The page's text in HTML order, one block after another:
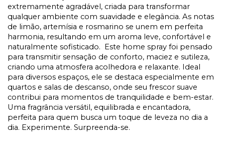
extremamente agradável, criada para transformar
qualquer ambiente com suavidade e elegância. As notas
de limão, artemísia e rosmarino se unem em perfeita
harmonia, resultando em um aroma leve, confortável e
naturalmente sofisticado. Este home spray foi pensado
para transmitir sensação de conforto, maciez e sutileza,
criando uma atmosfera acolhedora e relaxante. Ideal
para diversos espaços, ele se destaca especialmente em
quartos e salas de descanso, onde seu frescor suave
contribui para momentos de tranquilidade e bem-estar.
Uma fragrância versátil, equilibrada e encantadora,
perfeita para quem busca um toque de leveza no dia a
dia. Experimente. Surpreenda-se.